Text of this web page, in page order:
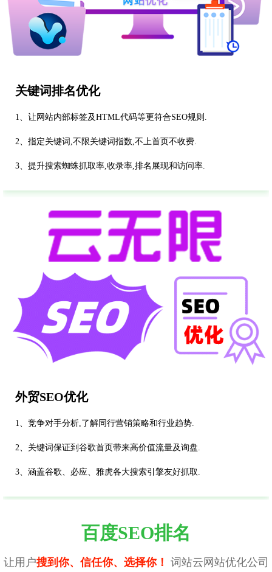
关键词排名优化
1、让网站内部标签及HTML代码等更符合SEO规则.
2、指定关键词,不限关键词指数,不上首页不收费.
3、提升搜索蜘蛛抓取率,收录率,排名展现和访问率.
外贸SEO优化
1、竞争对手分析,了解同行营销策略和行业趋势.
2、关键词保证到谷歌首页带来高价值流量及询盘.
3、涵盖谷歌、必应、雅虎各大搜索引擎友好抓取.
百度SEO排名
让用户搜到你、信任你、选择你！ 词站云网站优化公司